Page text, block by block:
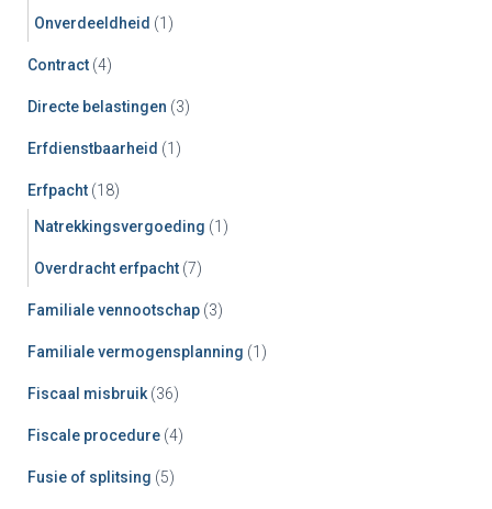
Onverdeeldheid (1)
Contract (4)
Directe belastingen (3)
Erfdienstbaarheid (1)
Erfpacht (18)
Natrekkingsvergoeding (1)
Overdracht erfpacht (7)
Familiale vennootschap (3)
Familiale vermogensplanning (1)
Fiscaal misbruik (36)
Fiscale procedure (4)
Fusie of splitsing (5)